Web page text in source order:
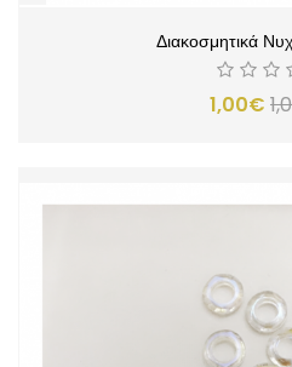
Διακοσμητικά
1,00€